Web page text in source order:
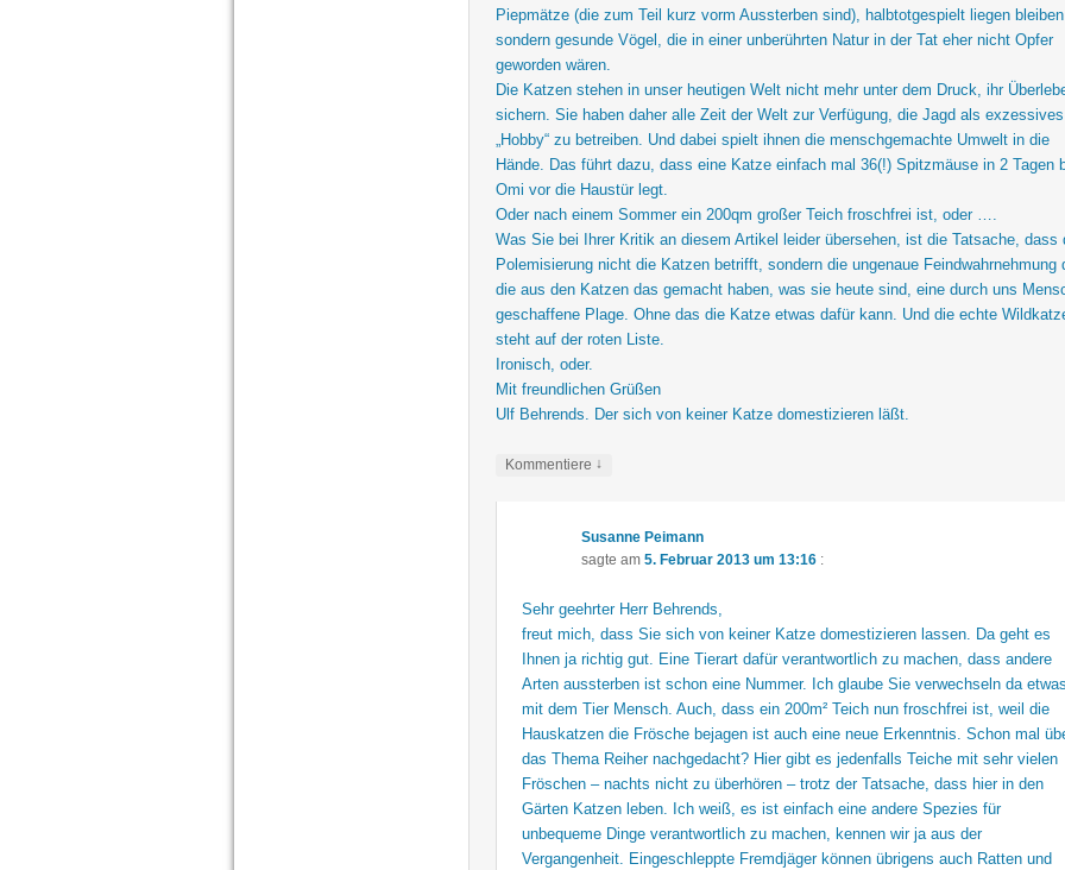
Piepmätze (die zum Teil kurz vorm Aussterben sind), halbtotgespielt liegen
sondern gesunde Vögel, die in einer unberührten Natur in der Tat eher nicht Opfer
geworden wären.
Die Katzen stehen in unser heutigen Welt nicht mehr unter dem Druck, ihr
sichern. Sie haben daher alle Zeit der Welt zur Verfügung, die Jagd als exzessives
„Hobby“ zu betreiben. Und dabei spielt ihnen die menschgemachte Umwelt in die
Hände. Das führt dazu, dass eine Katze einfach mal 36(!) Spitzmäuse in 2 Tagen
Omi vor die Haustür legt.
Oder nach einem Sommer ein 200qm großer Teich froschfrei ist, oder ….
Was Sie bei Ihrer Kritik an diesem Artikel leider übersehen, ist die Tatsache, dass
Polemisierung nicht die Katzen betrifft, sondern die ungenaue Feindwahrnehmung
die aus den Katzen das gemacht haben, was sie heute sind, eine durch uns
geschaffene Plage. Ohne das die Katze etwas dafür kann. Und die echte
steht auf der roten Liste.
Ironisch, oder.
Mit freundlichen Grüßen
Ulf Behrends. Der sich von keiner Katze domestizieren läßt.
Kommentiere ↓
Susanne Peimann
sagte am 5. Februar 2013 um 13:16 :
Sehr geehrter Herr Behrends,
freut mich, dass Sie sich von keiner Katze domestizieren lassen. Da geht es
Ihnen ja richtig gut. Eine Tierart dafür verantwortlich zu machen, dass andere
Arten aussterben ist schon eine Nummer. Ich glaube Sie verwechseln da
mit dem Tier Mensch. Auch, dass ein 200m² Teich nun froschfrei ist, weil die
Hauskatzen die Frösche bejagen ist auch eine neue Erkenntnis. Schon mal
das Thema Reiher nachgedacht? Hier gibt es jedenfalls Teiche mit sehr vielen
Fröschen – nachts nicht zu überhören – trotz der Tatsache, dass hier in den
Gärten Katzen leben. Ich weiß, es ist einfach eine andere Spezies für
unbequeme Dinge verantwortlich zu machen, kennen wir ja aus der
Vergangenheit. Eingeschleppte Fremdjäger können übrigens auch Ratten und